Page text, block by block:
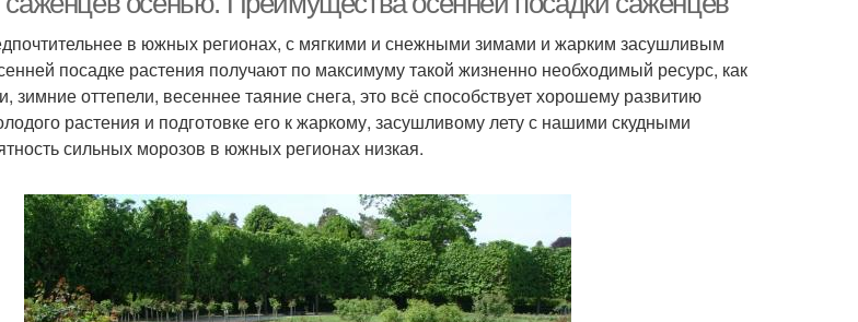
в южных регионах, с мягкими и снежными зимами и жарким засушливым
посадке растения получают по максимуму такой жизненно необходимый ресурс, как
зимние оттепели, весеннее таяние снега, это всё способствует хорошему развитию
растения и подготовке его к жаркому, засушливому лету с нашими скудными
сильных морозов в южных регионах низкая.